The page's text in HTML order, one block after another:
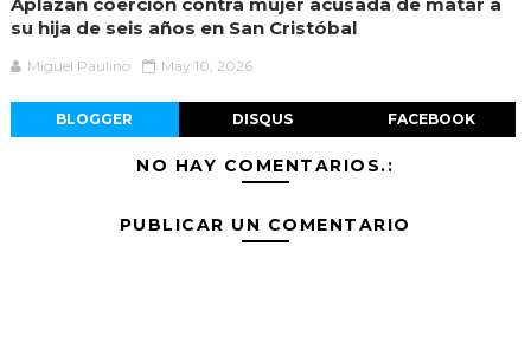
su hija de seis años en San Cristóbal
Miguel Paulino May 10, 2026
BLOGGER DISQUS FACEBOOK
NO HAY COMENTARIOS.:
PUBLICAR UN COMENTARIO